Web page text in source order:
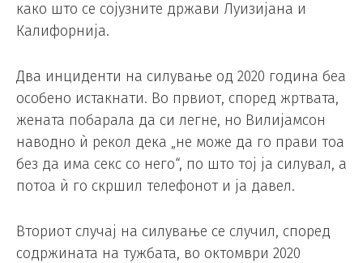
како што се сојузните држави Луизијана и
Калифорнија.
Два инциденти на силување од 2020 година беа
особено истакнати. Во првиот, според жртвата,
жената побарала да си легне, но Вилијамсон
наводно ѝ рекол дека „не може да го прави тоа
без да има секс со него“, по што тој ја силувал, а
потоа ѝ го скршил телефонот и ја давел.
Вториот случај на силување се случил, според
содржината на тужбата, во октомври 2020